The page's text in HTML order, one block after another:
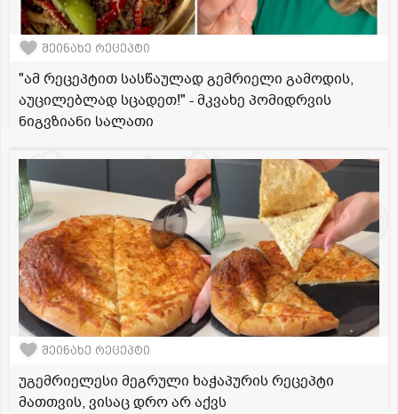
შეინახე რეცეპტი
"ამ რეცეპტით სასწაულად გემრიელი გამოდის,
აუცილებლად სცადეთ!" - მკვახე პომიდრვის
ნიგვზიანი სალათი
შეინახე რეცეპტი
უგემრიელესი მეგრული ხაჭაპურის რეცეპტი
მათთვის, ვისაც დრო არ აქვს